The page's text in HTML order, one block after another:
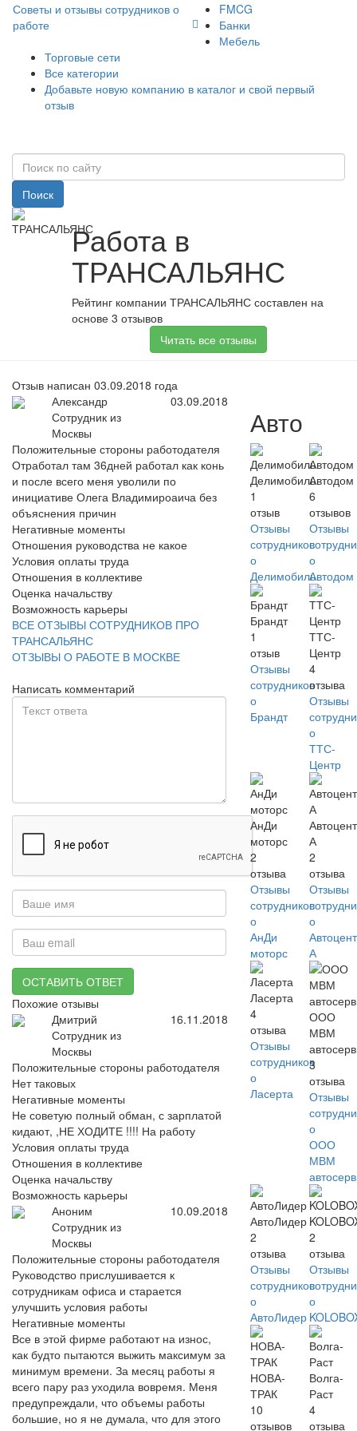
Советы и отзывы сотрудников о
работе
FMCG
Банки
Мебель
Торговые сети
Все категории
Добавьте новую компанию в каталог и свой первый
отзыв
Поиск
Работа в
ТРАНСАЛЬЯНС
Рейтинг компании ТРАНСАЛЬЯНС составлен на
основе 3 отзывов
Читать все отзывы
Отзыв написан 03.09.2018 года
Александр
Сотрудник из
Москвы
03.09.2018
Положительные стороны работодателя
Отработал там 36дней работал как конь
и после всего меня уволили по
инициативе Олега Владимироаича без
объяснения причин
Негативные моменты
Отношения руководства не какое
Условия оплаты труда
Отношения в коллективе
Оценка начальству
Возможность карьеры
ВСЕ ОТЗЫВЫ СОТРУДНИКОВ ПРО
ТРАНСАЛЬЯНС
ОТЗЫВЫ О РАБОТЕ В МОСКВЕ
Написать комментарий
ОСТАВИТЬ ОТВЕТ
Похожие отзывы
Дмитрий
Сотрудник из
Москвы
16.11.2018
Положительные стороны работодателя
Нет таковых
Негативные моменты
Не советую полный обман, с зарплатой
кидают, ,НЕ ХОДИТЕ !!!! На работу
Условия оплаты труда
Отношения в коллективе
Оценка начальству
Возможность карьеры
Аноним
Сотрудник из
Москвы
10.09.2018
Положительные стороны работодателя
Руководство прислушивается к
сотрудникам офиса и старается
улучшить условия работы
Негативные моменты
Все в этой фирме работают на износ,
как будто пытаются выжить максимум за
минимум времени. За месяц работы я
всего пару раз уходила вовремя. Меня
предупреждали, что объемы работы
большие, но я не думала, что для этого
Авто
Делимобиль
1
отзыв
Отзывы
сотрудников
о
Делимобиль
Автодом
6
отзывов
Отзывы
о
Автодом
Брандт
1
отзыв
Отзывы
сотрудников
о
Брандт
ТТС-
Центр
4
отзыва
Отзывы
о
ТТС-
Центр
АнДи
моторс
2
отзыва
Отзывы
сотрудников
о
АнДи
моторс
А
2
отзыва
Отзывы
о
А
Ласерта
4
отзыва
Отзывы
сотрудников
о
Ласерта
ООО
МВМ
3
отзыва
Отзывы
о
ООО
МВМ
АвтоЛидер
2
отзыва
Отзывы
сотрудников
о
АвтоЛидер
2
отзыва
Отзывы
о
НОВА-
ТРАК
10
отзывов
Волга-
Раст
4
отзыва